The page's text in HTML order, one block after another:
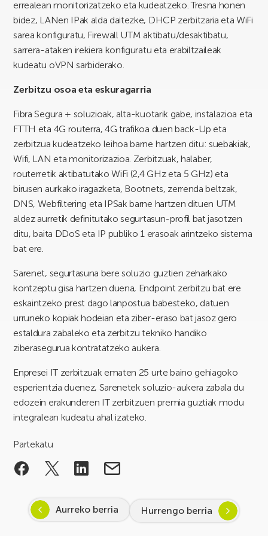
errealean monitorizatzeko eta kudeatzeko. Tresna honen
bidez, LANen IPak alda daitezke, DHCP zerbitzaria eta WiFi
sarea konfiguratu, Firewall UTM aktibatu/desaktibatu,
sarrera-ataken irekiera konfiguratu eta erabiltzaileak
kudeatu oVPN sarbiderako.
Zerbitzu osoa eta eskuragarria
Fibra Segura + soluzioak, alta-kuotarik gabe, instalazioa eta
FTTH eta 4G routerra, 4G trafikoa duen back-Up eta
zerbitzua kudeatzeko leihoa barne hartzen ditu: suebakiak,
Wifi, LAN eta monitorizazioa. Zerbitzuak, halaber,
routerretik aktibatutako WiFi (2,4 GHz eta 5 GHz) eta
birusen aurkako iragazketa, Bootnets, zerrenda beltzak,
DNS, Webfiltering eta IPSak barne hartzen dituen UTM
aldez aurretik definitutako segurtasun-profil bat jasotzen
ditu, baita DDoS eta IP publiko 1 erasoak arintzeko sistema
bat ere.
Sarenet, segurtasuna bere soluzio guztien zeharkako
kontzeptu gisa hartzen duena, Endpoint zerbitzu bat ere
eskaintzeko prest dago lanpostua babesteko, datuen
urruneko kopiak hodeian eta ziber-eraso bat jasoz gero
estaldura zabaleko eta zerbitzu tekniko handiko
ziberasegurua kontratatzeko aukera.
Enpresei IT zerbitzuak ematen 25 urte baino gehiagoko
esperientzia duenez, Sarenetek soluzio-aukera zabala du
edozein erakunderen IT zerbitzuen premia guztiak modu
integralean kudeatu ahal izateko.
Partekatu
Aurreko berria Hurrengo berria